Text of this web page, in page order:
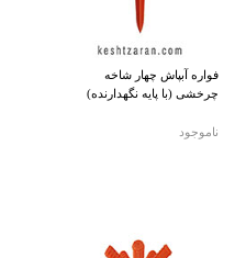
فواره آبپاش چهار شاخه
چرخشی (با پایه نگهدارنده)
ناموجود